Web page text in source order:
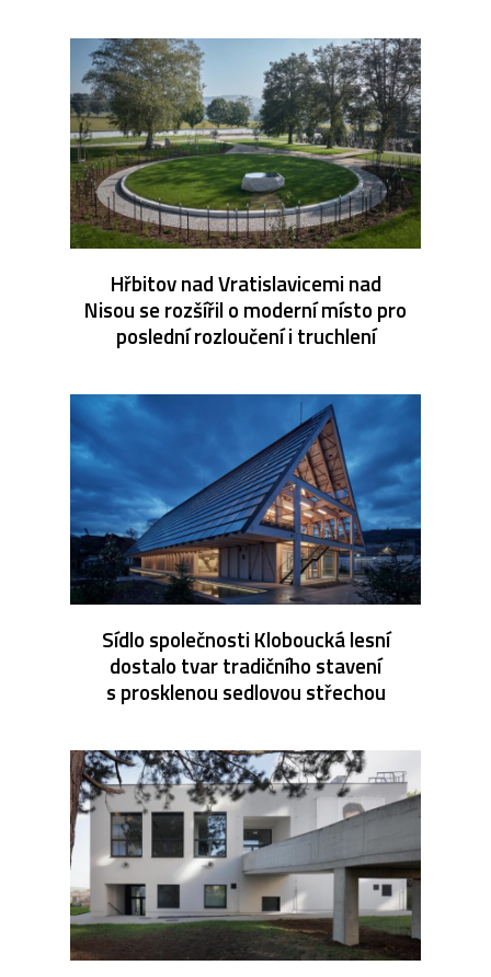
Hřbitov nad Vratislavicemi nad
Nisou se rozšířil o moderní místo pro
poslední rozloučení i truchlení
Sídlo společnosti Kloboucká lesní
dostalo tvar tradičního stavení
s prosklenou sedlovou střechou